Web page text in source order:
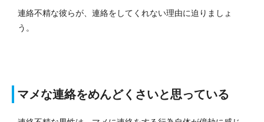
連絡不精な彼らが、連絡をしてくれない理由に迫りましょ
う。
マメな連絡をめんどくさいと思っている